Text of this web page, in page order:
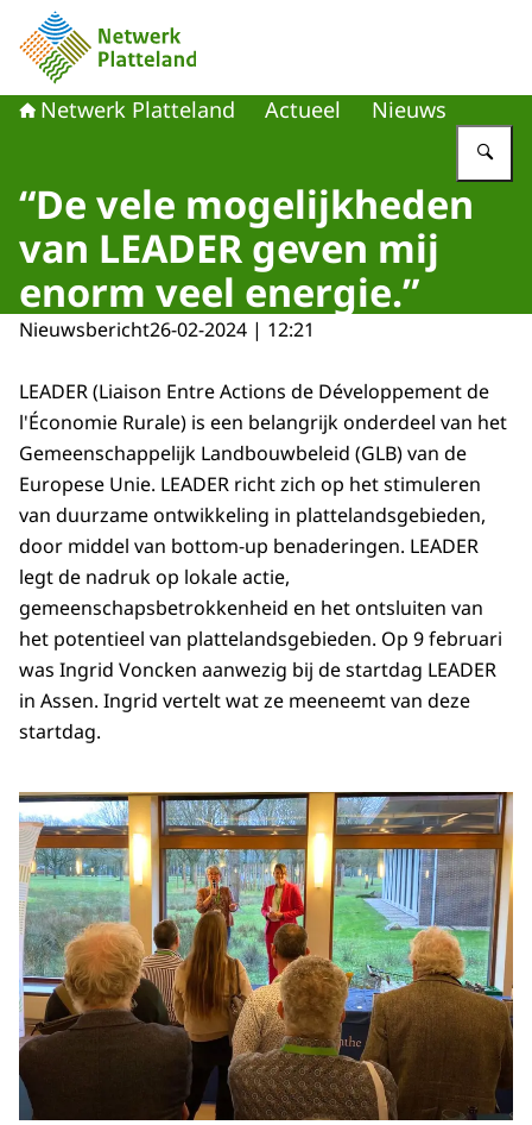
Naar de homepage van Netwerk Platteland
Netwerk Platteland Actueel Nieuws
“De vele mogelijkheden
van LEADER geven mij
enorm veel energie.”
Nieuwsbericht26-02-2024 | 12:21
LEADER (Liaison Entre Actions de Développement de
l'Économie Rurale) is een belangrijk onderdeel van het
Gemeenschappelijk Landbouwbeleid (GLB) van de
Europese Unie. LEADER richt zich op het stimuleren
van duurzame ontwikkeling in plattelandsgebieden,
door middel van bottom-up benaderingen. LEADER
legt de nadruk op lokale actie,
gemeenschapsbetrokkenheid en het ontsluiten van
het potentieel van plattelandsgebieden. Op 9 februari
was Ingrid Voncken aanwezig bij de startdag LEADER
in Assen. Ingrid vertelt wat ze meeneemt van deze
startdag.